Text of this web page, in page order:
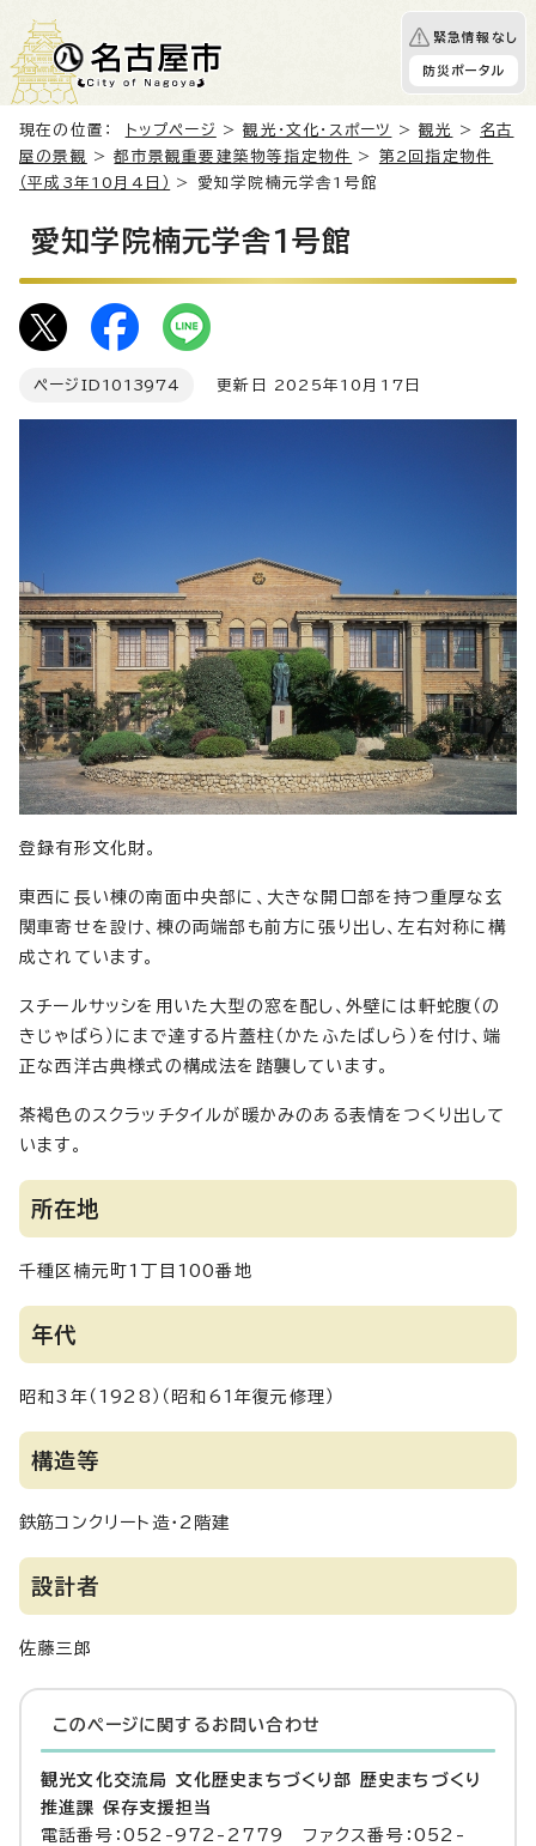
緊急情報なし
防災ポータル
現在の位置： トップページ >観光・文化・スポーツ >観光 > 名古
屋の景観
>都市景観重要建築物等指定物件 > 第2回指定物件
（平成3年10月4日）
> 愛知学院楠元学舎1号館
愛知学院楠元学舎1号館
ページID 1013974 更新日 2025年10月17日
登録有形文化財。
東西に長い棟の南面中央部に、大きな開口部を持つ重厚な玄
関車寄せを設け、棟の両端部も前方に張り出し、左右対称に構
成されています。
スチールサッシを用いた大型の窓を配し、外壁には軒蛇腹（の
きじゃばら）にまで達する片蓋柱（かたふたばしら）を付け、端
正な西洋古典様式の構成法を踏襲しています。
茶褐色のスクラッチタイルが暖かみのある表情をつくり出して
います。
所在地
千種区楠元町1丁目100番地
年代
昭和3年（1928）（昭和61年復元修理）
構造等
鉄筋コンクリート造・2階建
設計者
佐藤三郎
このページに関する お問い合わせ
観光文化交流局 文化歴史まちづくり部 歴史まちづくり
推進課 保存支援担当
電話番号：052-972-2779 ファクス番号：052-